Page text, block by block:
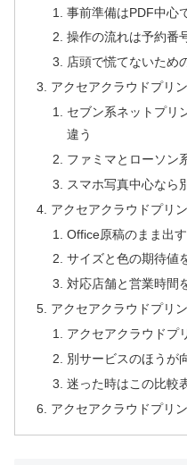
事前準備はPDF中心
操作の流れは予約番
店頭で慌てないため
アクセアクラウドプリ
セブン系ネットプリ
違う
ファミマとローソン
スマホ写真中心なら
アクセアクラウドプリ
Office原稿のまま出
サイズと色の期待値
対応店舗と営業時間
アクセアクラウドプリ
アクセアクラウドプ
別サービスのほうが
迷った時はこの比較
アクセアクラウドプリ